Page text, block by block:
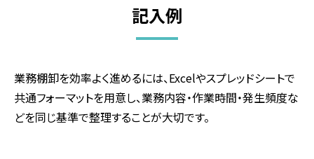
記入例
業務棚卸を効率よく進めるには、Excelやスプレッドシートで
共通フォーマットを用意し、業務内容・作業時間・発生頻度な
どを同じ基準で整理することが大切です。